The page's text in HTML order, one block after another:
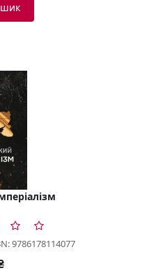
9786178114077